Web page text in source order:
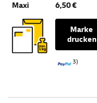
Maxi 6,50 €
Marke
drucken
3)